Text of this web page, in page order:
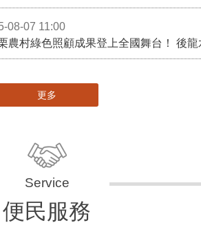
08-07 11:00
更多
便民服務